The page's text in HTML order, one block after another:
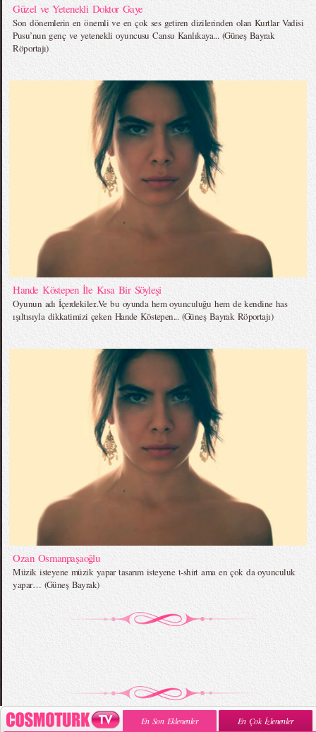
Güzel ve Yetenekli Doktor Gaye
Son dönemlerin en önemli ve en çok ses getiren dizilerinden olan Kurtlar Vadisi
Pusu’nun genç ve yetenekli oyuncusu Cansu Kanlıkaya... (Güneş Bayrak
Röportajı)
Hande Köstepen İle Kısa Bir Söyleşi
Oyunun adı İçerdekiler..Ve bu oyunda hem oyunculuğu hem de kendine has
ışıltısıyla dikkatimizi çeken Hande Köstepen... (Güneş Bayrak Röportajı)
Ozan Osmanpaşaoğlu
Müzik isteyene müzik yapar tasarım isteyene t-shirt ama en çok da oyunculuk
yapar… (Güneş Bayrak)
En Son Eklenenler En Çok İzlenenler